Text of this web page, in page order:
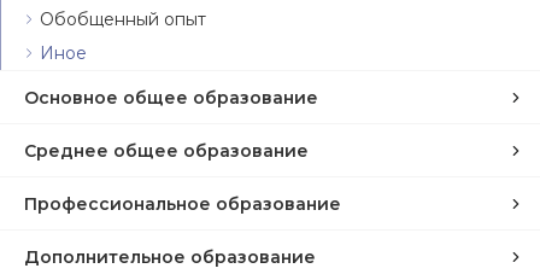
Обобщенный опыт
Иное
Основное общее образование
Среднее общее образование
Профессиональное образование
Дополнительное образование